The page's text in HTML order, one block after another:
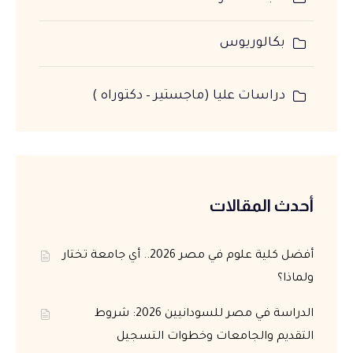
بكالوريوس
دراسات عليا (ماجستير – دكتوراه )
أحدث المقالات
أفضل كلية علوم في مصر 2026.. أي جامعة تختار
ولماذا؟
الدراسة في مصر للسودانيين 2026: شروط
التقديم والجامعات وخطوات التسجيل